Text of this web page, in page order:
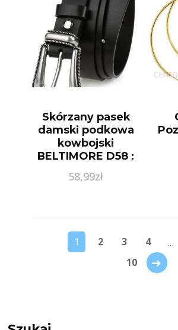
Skórzany pasek
damski podkowa
kowbojski
BELTIMORE D58 :
Kolory – czarny,
Rozmiar pasków –
58,99zł
1 2 3 4 …
10